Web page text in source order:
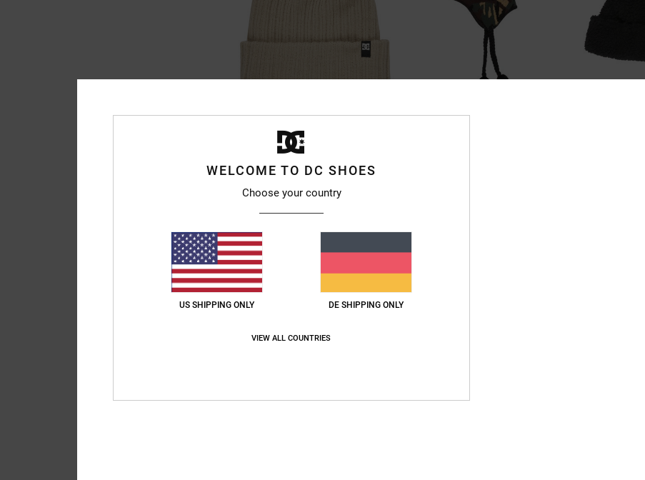
5
Fish N Destroy 2
Unisex Beige Mütze
25,00 €
1
BRANDNEU
WELCOME TO DC SHOES
Choose your country
US SHIPPING ONLY DE SHIPPING ONLY
VIEW ALL COUNTRIES